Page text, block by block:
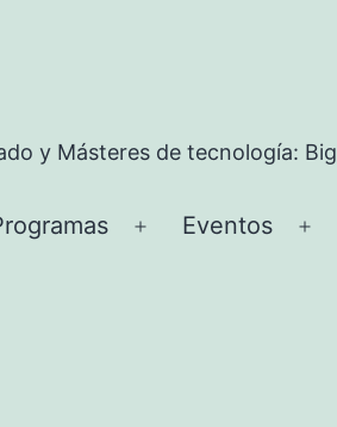
y Másteres de tecnología:
Abrir
Eventos